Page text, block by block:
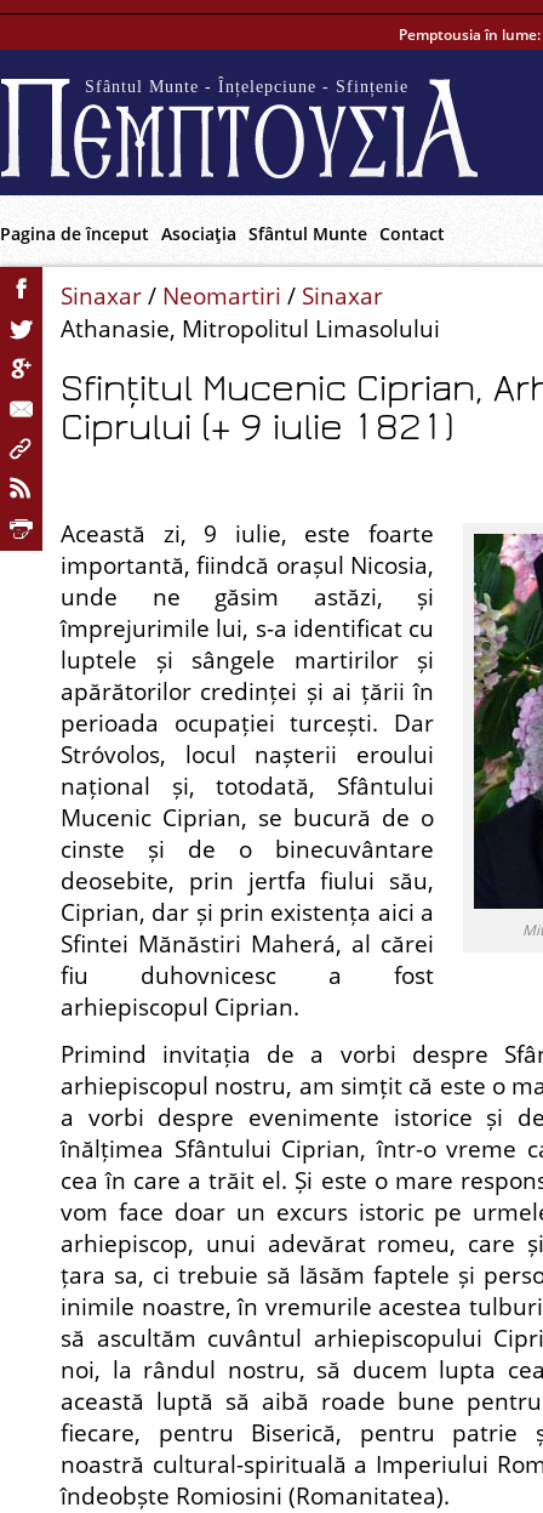
Pemptousia în lume:
Sfântul Munte - Înțelepciune - Sfințenie
Pagina de început Asociaţia Sfântul Munte Contact
Sinaxar/ Neomartiri / Sinaxar
Athanasie, Mitropolitul Limasolului
Sfințitul Mucenic Ciprian,
Ciprului (+ 9 iulie 1821)
Această zi, 9 iulie, este foarte
importantă, fiindcă orașul Nicosia,
unde ne găsim astăzi, și
împrejurimile lui, s-a identificat cu
luptele și sângele martirilor și
apărătorilor credinței și ai țării în
perioada ocupației turcești. Dar
Stróvolos, locul nașterii eroului
național și, totodată, Sfântului
Mucenic Ciprian, se bucură de o
cinste și de o binecuvântare
deosebite, prin jertfa fiului său,
Ciprian, dar și prin existența aici a
Sfintei Mănăstiri Maherá, al cărei
fiu duhovnicesc a fost
arhiepiscopul Ciprian.
Primind invitația de a vorbi despre
arhiepiscopul nostru, am simțit că este o
a vorbi despre evenimente istorice și
înălțimea Sfântului Ciprian, într-o vreme
cea în care a trăit el. Și este o mare
vom face doar un excurs istoric pe
arhiepiscop, unui adevărat romeu, care
țara sa, ci trebuie să lăsăm faptele și
inimile noastre, în vremurile acestea
să ascultăm cuvântul arhiepiscopului
noi, la rândul nostru, să ducem lupta
această luptă să aibă roade bune
fiecare, pentru Biserică, pentru patrie
noastră cultural-spirituală a Imperiului
îndeobște Romiosini (Romanitatea).